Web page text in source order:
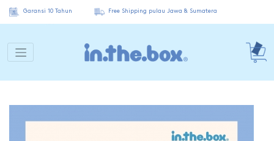
Garansi 10 Tahun Free Shipping pulau Jawa & Sumatera